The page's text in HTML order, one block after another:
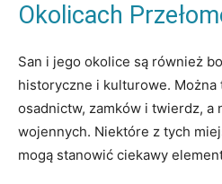
Okolicach
San i jego okolice są również
historyczne i kulturowe. Można
osadnictw, zamków i twierdz, a
wojennych. Niektóre z tych
mogą stanowić ciekawy